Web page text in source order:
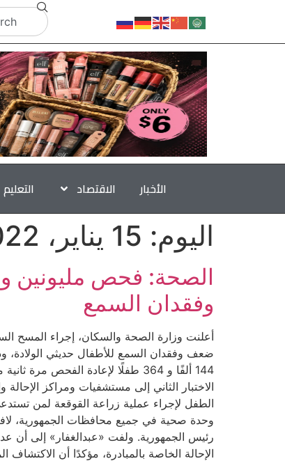
الأخبار الاقتصاد التعليم
اليوم: 15 يناير، 2022
وفقدان السمع
رئيس الجمهورية. ولفت «عبدالغفار» إلى أن
الإحالة الخاصة بالمبادرة، مؤكدًا أن